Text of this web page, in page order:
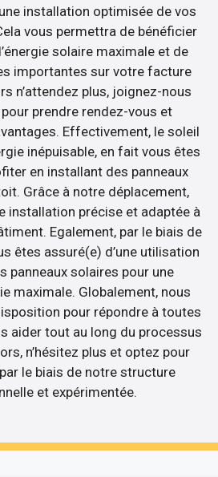
installation optimisée de vos
vous permettra de bénéficier
solaire maximale et de
importantes sur votre facture
n’attendez plus, joignez-nous
prendre rendez-vous et
Effectivement, le soleil
inépuisable, en fait vous êtes
en installant des panneaux
Grâce à notre déplacement,
installation précise et adaptée à
Egalement, par le biais de
êtes assuré(e) d’une utilisation
panneaux solaires pour une
maximale. Globalement, nous
pour répondre à toutes
aider tout au long du processus
n’hésitez plus et optez pour
le biais de notre structure
et expérimentée.